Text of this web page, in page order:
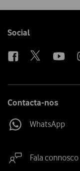
Follow
Social
Contacta-nos
WhatsApp
Fala connosco